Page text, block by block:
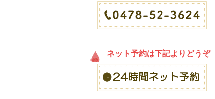
ネット予約は下記よりどうぞ